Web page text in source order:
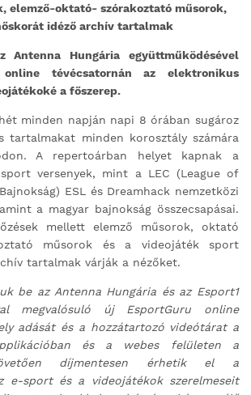
elemző-oktató- szórakoztató műsorok,
idéző archív tartalmak
Antenna Hungária együttműködésével
tévécsatornán az elektronikus
a főszerep.
minden napján napi 8 órában sugároz
tartalmakat minden korosztály számára
A repertoárban helyet kapnak a
versenyek, mint a LEC (League of
ESL és Dreamhack nemzetközi
a magyar bajnokság összecsapásai.
mellett elemző műsorok, oktató
műsorok és a videojáték sport
tartalmak várják a nézőket.
be az Antenna Hungária és az Esport1
megvalósuló új EsportGuru online
adását és a hozzátartozó videótárat a
és a webes felületen a
díjmentesen érhetik el a
e-sport és a videojátékok szerelmeseit